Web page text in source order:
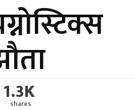
1.3K
shares